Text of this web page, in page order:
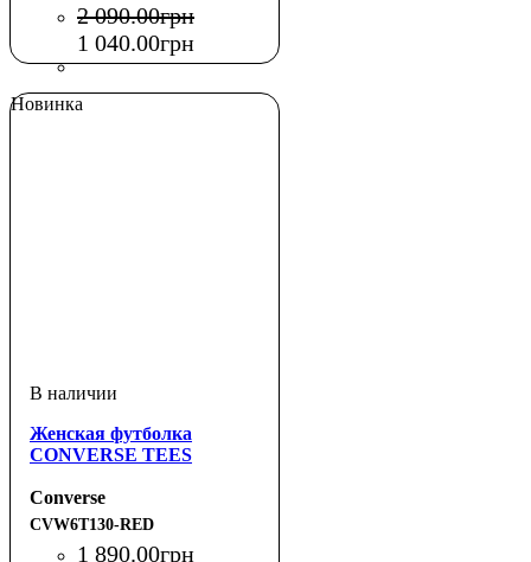
2 090.00грн
1 040.00грн
Новинка
Женская футболка
CONVERSE TEES
Converse
CVW6T130-RED
1 890.00грн